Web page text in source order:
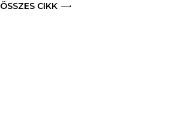
ÖSSZES CIKK